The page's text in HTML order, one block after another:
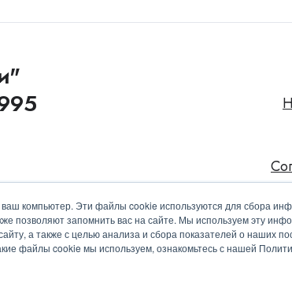
компьютер. Эти файлы cookie используются для сбора
позволяют запомнить вас на сайте. Мы используем эту
а также с целью анализа и сбора показателей о наших
файлы cookie мы используем, ознакомьтесь с нашей